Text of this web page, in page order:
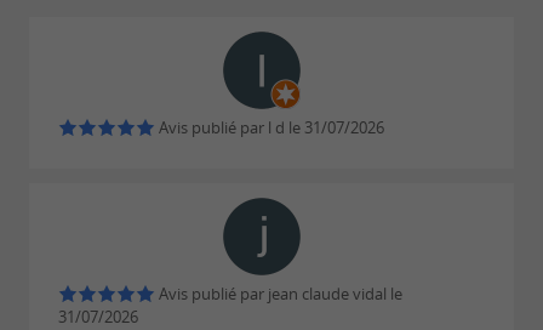
Avis publié par l d le 31/07/2026
Avis publié par jean claude vidal le
31/07/2026